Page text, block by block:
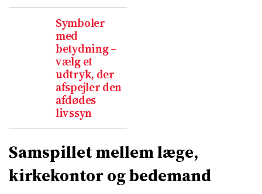
Symboler
med
betydning –
vælg et
udtryk, der
afspejler den
afdødes
livssyn
Samspillet mellem læge,
kirkekontor og bedemand